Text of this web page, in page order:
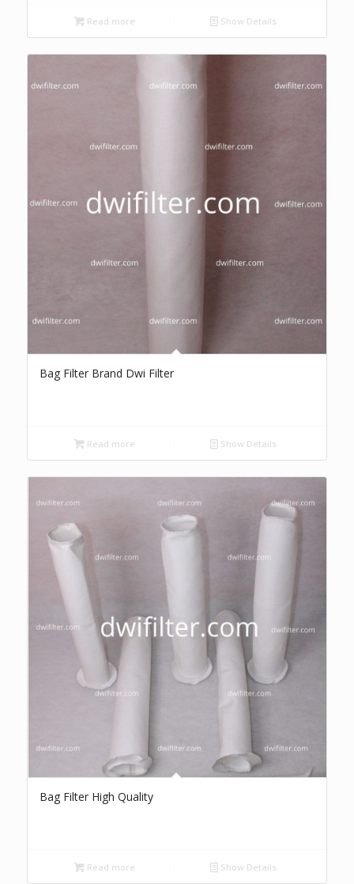
Read more Show Details
Bag Filter Brand Dwi Filter
Read more Show Details
Bag Filter High Quality
Read more Show Details